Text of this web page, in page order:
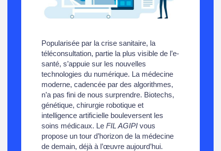
Popularisée par la crise sanitaire, la
téléconsultation, partie la plus visible de l’e-
santé, s’appuie sur les nouvelles
technologies du numérique. La médecine
moderne, cadencée par des algorithmes,
n’a pas fini de nous surprendre. Biotechs,
génétique, chirurgie robotique et
intelligence artificielle bouleversent les
soins médicaux. Le FIL AGIPI vous
propose un tour d’horizon de la médecine
de demain, déjà à l’œuvre aujourd’hui.